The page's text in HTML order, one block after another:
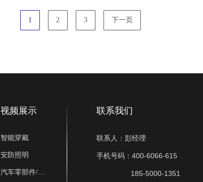
1 2 3 下一页
视频展示
智能穿戴
安防照明
汽车零部件/新能源
联系我们
联系人： 彭经理
手机号码： 400-6066-615
185-5000-1351